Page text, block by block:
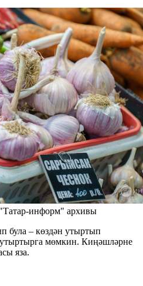
информ" архивы
була – көздән утыртып
мөмкин. Киңәшләрне
яза.